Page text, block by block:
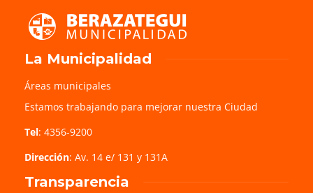
La Municipalidad
Áreas municipales
Estamos trabajando para mejorar nuestra Ciudad
Tel: 4356-9200
Dirección: Av. 14 e/ 131 y 131A
Transparencia